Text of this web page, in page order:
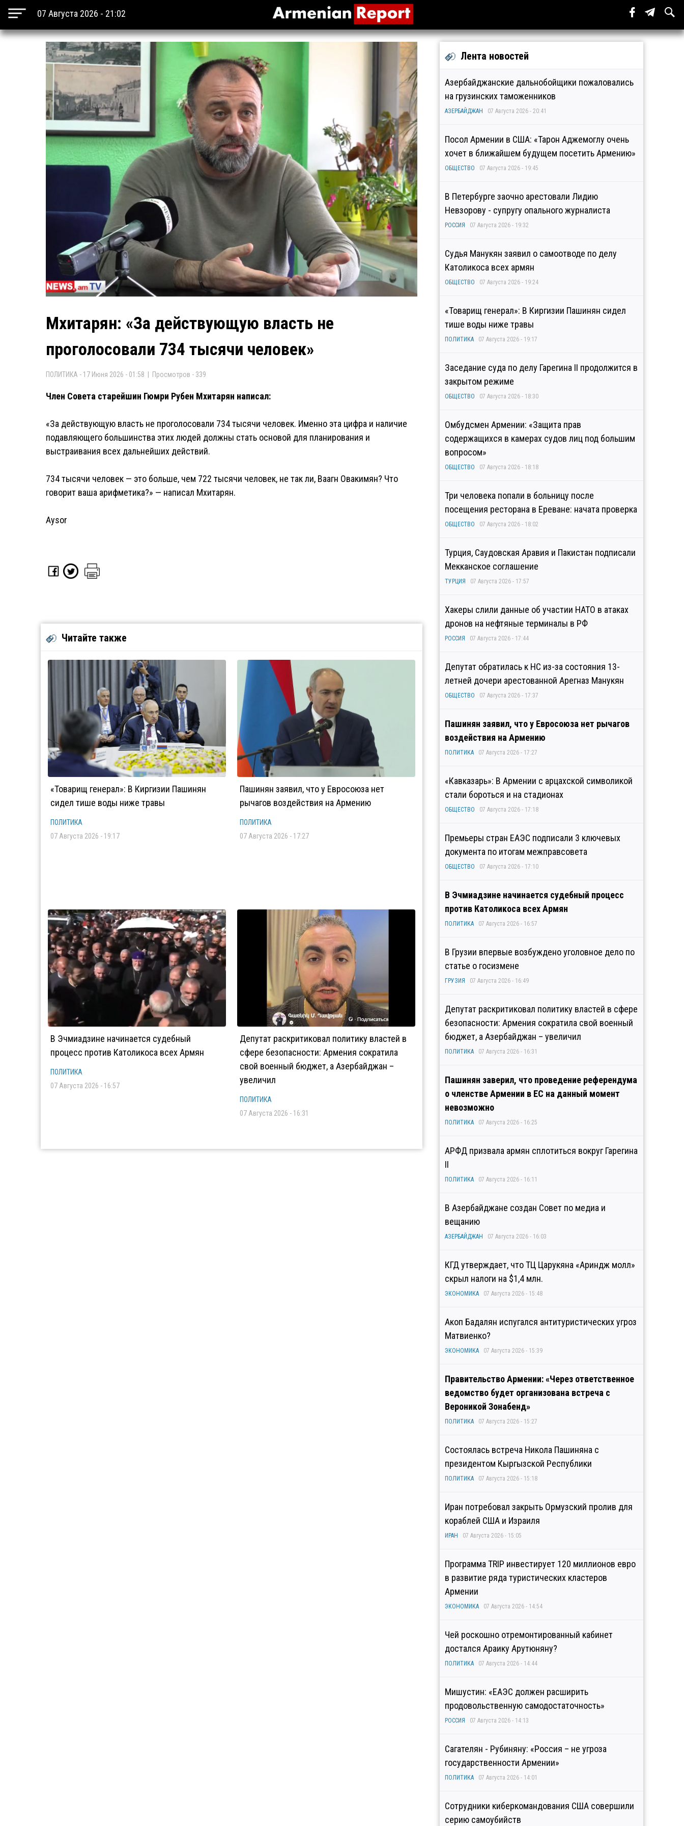
07 Августа 2026 - 21:02
Мхитарян: «За действующую власть не
проголосовали 734 тысячи человек»
ПОЛИТИКА - 17 Июня 2026 - 01:58 | Просмотров - 339
Член Совета старейшин Гюмри Рубен Мхитарян написал:
«За действующую власть не проголосовали 734 тысячи человек. Именно эта цифра и наличие
подавляющего большинства этих людей должны стать основой для планирования и
выстраивания всех дальнейших действий.
734 тысячи человек — это больше, чем 722 тысячи человек, не так ли, Ваагн Овакимян? Что
говорит ваша арифметика?» — написал Мхитарян.
Aysor
Читайте также
«Товарищ генерал»: В Киргизии Пашинян
сидел тише воды ниже травы
ПОЛИТИКА
07 Августа 2026 - 19:17
Пашинян заявил, что у Евросоюза нет
рычагов воздействия на Армению
ПОЛИТИКА
07 Августа 2026 - 17:27
В Эчмиадзине начинается судебный
процесс против Католикоса всех Армян
ПОЛИТИКА
07 Августа 2026 - 16:57
Депутат раскритиковал политику властей в
сфере безопасности: Армения сократила
свой военный бюджет, а Азербайджан –
увеличил
ПОЛИТИКА
07 Августа 2026 - 16:31
Лента новостей
Азербайджанские дальнобойщики пожаловались
на грузинских таможенников
АЗЕРБАЙДЖАН 07 Августа 2026 - 20:41
Посол Армении в США: «Тарон Аджемоглу очень
хочет в ближайшем будущем посетить Армению»
ОБЩЕСТВО 07 Августа 2026 - 19:45
В Петербурге заочно арестовали Лидию
Невзорову - супругу опального журналиста
РОССИЯ 07 Августа 2026 - 19:32
Судья Манукян заявил о самоотводе по делу
Католикоса всех армян
ОБЩЕСТВО 07 Августа 2026 - 19:24
«Товарищ генерал»: В Киргизии Пашинян сидел
тише воды ниже травы
ПОЛИТИКА 07 Августа 2026 - 19:17
Заседание суда по делу Гарегина II продолжится в
закрытом режиме
ОБЩЕСТВО 07 Августа 2026 - 18:30
Омбудсмен Армении: «Защита прав
содержащихся в камерах судов лиц под большим
вопросом»
ОБЩЕСТВО 07 Августа 2026 - 18:18
Три человека попали в больницу после
посещения ресторана в Ереване: начата проверка
ОБЩЕСТВО 07 Августа 2026 - 18:02
Турция, Саудовская Аравия и Пакистан подписали
Мекканское соглашение
ТУРЦИЯ 07 Августа 2026 - 17:57
Хакеры слили данные об участии НАТО в атаках
дронов на нефтяные терминалы в РФ
РОССИЯ 07 Августа 2026 - 17:44
Депутат обратилась к НС из-за состояния 13-
летней дочери арестованной Арегназ Манукян
ОБЩЕСТВО 07 Августа 2026 - 17:37
Пашинян заявил, что у Евросоюза нет рычагов
воздействия на Армению
ПОЛИТИКА 07 Августа 2026 - 17:27
«Кавказарь»: В Армении с арцахской символикой
стали бороться и на стадионах
ОБЩЕСТВО 07 Августа 2026 - 17:18
Премьеры стран ЕАЭС подписали 3 ключевых
документа по итогам межправсовета
ОБЩЕСТВО 07 Августа 2026 - 17:10
В Эчмиадзине начинается судебный процесс
против Католикоса всех Армян
ПОЛИТИКА 07 Августа 2026 - 16:57
В Грузии впервые возбуждено уголовное дело по
статье о госизмене
ГРУЗИЯ 07 Августа 2026 - 16:49
Депутат раскритиковал политику властей в сфере
безопасности: Армения сократила свой военный
бюджет, а Азербайджан – увеличил
ПОЛИТИКА 07 Августа 2026 - 16:31
Пашинян заверил, что проведение референдума
о членстве Армении в ЕС на данный момент
невозможно
ПОЛИТИКА 07 Августа 2026 - 16:25
АРФД призвала армян сплотиться вокруг Гарегина
II
ПОЛИТИКА 07 Августа 2026 - 16:11
В Азербайджане создан Совет по медиа и
вещанию
АЗЕРБАЙДЖАН 07 Августа 2026 - 16:03
КГД утверждает, что ТЦ Царукяна «Ариндж молл»
скрыл налоги на $1,4 млн.
ЭКОНОМИКА 07 Августа 2026 - 15:48
Акоп Бадалян испугался антитуристических угроз
Матвиенко?
ЭКОНОМИКА 07 Августа 2026 - 15:39
Правительство Армении: «Через ответственное
ведомство будет организована встреча с
Вероникой Зонабенд»
ПОЛИТИКА 07 Августа 2026 - 15:27
Состоялась встреча Никола Пашиняна с
президентом Кыргызской Республики
ПОЛИТИКА 07 Августа 2026 - 15:18
Иран потребовал закрыть Ормузский пролив для
кораблей США и Израиля
ИРАН 07 Августа 2026 - 15:05
Программа TRIP инвестирует 120 миллионов евро
в развитие ряда туристических кластеров
Армении
ЭКОНОМИКА 07 Августа 2026 - 14:54
Чей роскошно отремонтированный кабинет
достался Араику Арутюняну?
ПОЛИТИКА 07 Августа 2026 - 14:44
Мишустин: «ЕАЭС должен расширить
продовольственную самодостаточность»
РОССИЯ 07 Августа 2026 - 14:13
Сагателян - Рубиняну: «Россия – не угроза
государственности Армении»
ПОЛИТИКА 07 Августа 2026 - 14:01
Сотрудники киберкомандования США совершили
серию самоубийств